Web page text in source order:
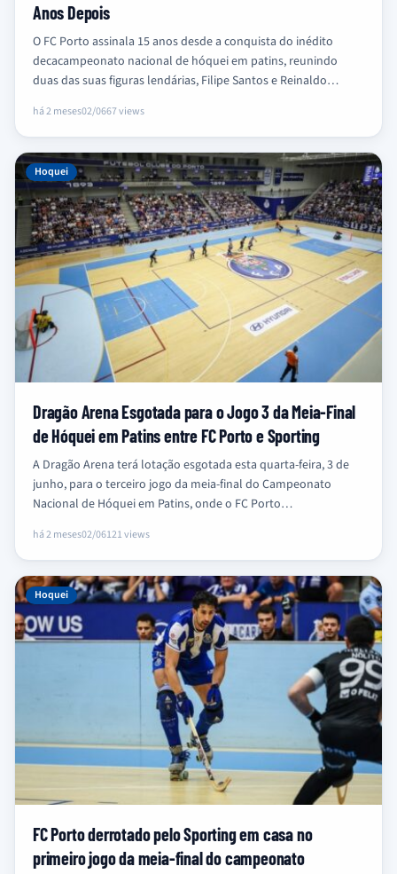
Anos Depois
O FC Porto assinala 15 anos desde a conquista do inédito
decacampeonato nacional de hóquei em patins, reunindo
duas das suas figuras lendárias, Filipe Santos e Reinaldo
há 2 meses02/0667 views
Hoquei
Dragão Arena Esgotada para o Jogo 3 da Meia-Final
de Hóquei em Patins entre FC Porto e Sporting
A Dragão Arena terá lotação esgotada esta quarta-feira, 3 de
junho, para o terceiro jogo da meia-final do Campeonato
Nacional de Hóquei em Patins, onde o FC Porto…
há 2 meses02/06121 views
Hoquei
FC Porto derrotado pelo Sporting em casa no
primeiro jogo da meia-final do campeonato